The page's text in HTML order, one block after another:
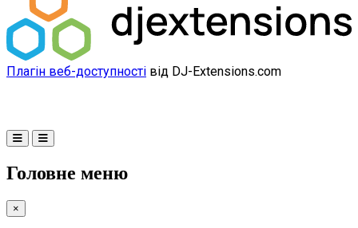
Плагін веб-доступності від DJ-Extensions.com
Головне меню
×